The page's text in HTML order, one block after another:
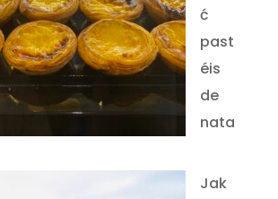
ć
past
éis
de
nata
Jak